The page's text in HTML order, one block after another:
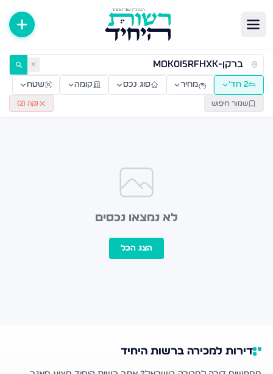
דירות למכירה ולהשכרה — רשות היחיד ✕
2 חד׳ מחיר סוג נכס קומה שטח
שמור חיפוש נקה (2
)
לא נמצאו נכסים
הצג הכל
דירות למכירה ברשות היחיד